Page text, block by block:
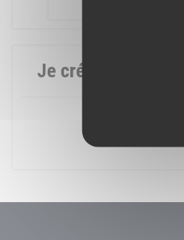
Je crée mon compte